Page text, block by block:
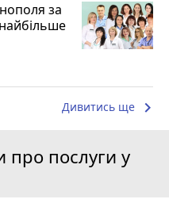
за
Дивитись ще keyboard_arrow_right
про послуги у